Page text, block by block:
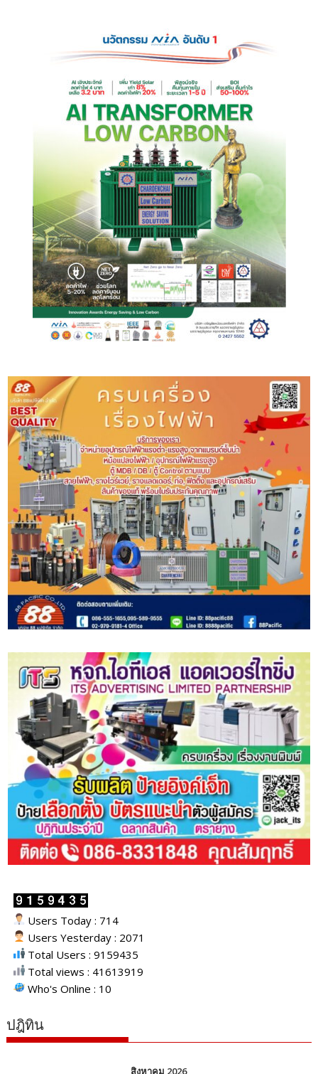
Users Today : 714
Users Yesterday : 2071
Total Users : 9159435
Total views : 41613919
Who's Online : 10
ปฎิทิน